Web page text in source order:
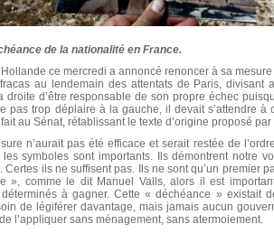
de la nationalité en France.
ce mercredi a annoncé renoncer à sa
au lendemain des attentats de Paris, divisant
droite d’être responsable de son propre échec
pas trop déplaire à la gauche, il devait s’attendre à
au Sénat, rétablissant le texte d’origine proposé
n’aurait pas été efficace et serait restée de
symboles sont importants. Ils démontrent notre
Certes ils ne suffisent pas. Ils ne sont qu’un premier
», comme le dit Manuel Valls, alors il est
à gagner. Cette « déchéance » existait
de légiférer davantage, mais jamais aucun
l’appliquer sans ménagement, sans atermoiement.